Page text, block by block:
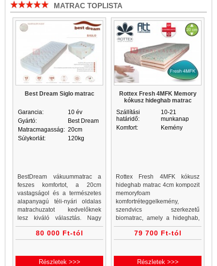
MATRAC TOPLISTA
Best Dream Siglo matrac
Garancia:
10 év
Gyártó:
Best Dream
Matracmagasság: 20cm
Súlykorlát:
120kg
BestDream vákuummatrac a
feszes komfortot, a 20cm
vastagságol és a természetes
alapanyagú téli-nyári oldalas
matrachuzatot kedvelőknek
lesz kiváló választás. Nagy
terhelhetőség és 15 év
garancia jellemzi a matracot
80 000 Ft-tól
Részletek >>>
Rottex Fresh 4MFK Memory
kókusz hideghab matrac
Szállítási
határidő:
10-21
munkanap
Komfort:
Kemény
Rottex Fresh 4MFK kókusz
hideghab matrac 4cm kompozit
memoryfoam
komfortréteggelkemény,
szendvics szerkezetű
biomatrac, amely a hideghab,
kókusz és emlékezőhab
rétegek segítségével egy
79 700 Ft-tól
Részletek >>>